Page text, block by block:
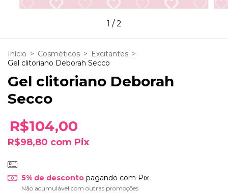
1 /2
Início > Cosméticos > Excitantes >
Gel clitoriano Deborah Secco
Gel clitoriano Deborah
Secco
R$104,00
R$98,80 com Pix
5% de descontopagando com Pix
Não acumulável com outras promoções